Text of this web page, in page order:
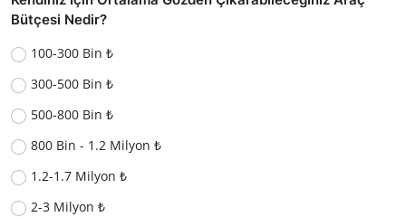
Bütçesi Nedir?
100-300 Bin ₺
300-500 Bin ₺
500-800 Bin ₺
800 Bin - 1.2 Milyon ₺
1.2-1.7 Milyon ₺
2-3 Milyon ₺